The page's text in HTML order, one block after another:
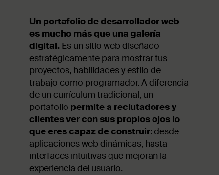
Un portafolio de desarrollador web
es mucho más que una galería
digital. Es un sitio web diseñado
estratégicamente para mostrar tus
proyectos, habilidades y estilo de
trabajo como programador. A diferencia
de un currículum tradicional, un
portafolio permite a reclutadores y
clientes ver con sus propios ojos lo
que eres capaz de construir: desde
aplicaciones web dinámicas, hasta
interfaces intuitivas que mejoran la
experiencia del usuario.